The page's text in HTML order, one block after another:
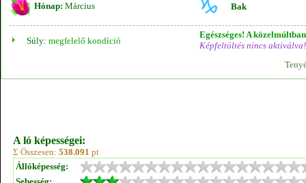
Hónap: Március Bak
Súly: megfelelő kondíció
Egészséges! A
Képfeltöltés nincs aktiválva!
A ló képességei:
Σ Összesen: 538.091 pt
Állóképesség: